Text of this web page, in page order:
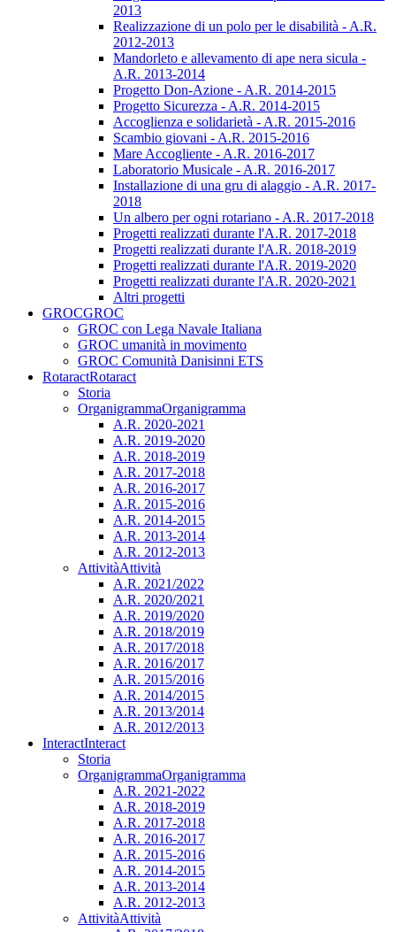
2013
Realizzazione di un polo per le disabilità - A.R.
2012-2013
Mandorleto e allevamento di ape nera sicula -
A.R. 2013-2014
Progetto Don-Azione - A.R. 2014-2015
Progetto Sicurezza - A.R. 2014-2015
Accoglienza e solidarietà - A.R. 2015-2016
Scambio giovani - A.R. 2015-2016
Mare Accogliente - A.R. 2016-2017
Laboratorio Musicale - A.R. 2016-2017
Installazione di una gru di alaggio - A.R. 2017-
2018
Un albero per ogni rotariano - A.R. 2017-2018
Progetti realizzati durante l'A.R. 2017-2018
Progetti realizzati durante l'A.R. 2018-2019
Progetti realizzati durante l'A.R. 2019-2020
Progetti realizzati durante l'A.R. 2020-2021
Altri progetti
GROCGROC
GROC con Lega Navale Italiana
GROC umanità in movimento
GROC Comunità Danisinni ETS
RotaractRotaract
Storia
OrganigrammaOrganigramma
A.R. 2020-2021
A.R. 2019-2020
A.R. 2018-2019
A.R. 2017-2018
A.R. 2016-2017
A.R. 2015-2016
A.R. 2014-2015
A.R. 2013-2014
A.R. 2012-2013
AttivitàAttività
A.R. 2021/2022
A.R. 2020/2021
A.R. 2019/2020
A.R. 2018/2019
A.R. 2017/2018
A.R. 2016/2017
A.R. 2015/2016
A.R. 2014/2015
A.R. 2013/2014
A.R. 2012/2013
InteractInteract
Storia
OrganigrammaOrganigramma
A.R. 2021-2022
A.R. 2018-2019
A.R. 2017-2018
A.R. 2016-2017
A.R. 2015-2016
A.R. 2014-2015
A.R. 2013-2014
A.R. 2012-2013
AttivitàAttività